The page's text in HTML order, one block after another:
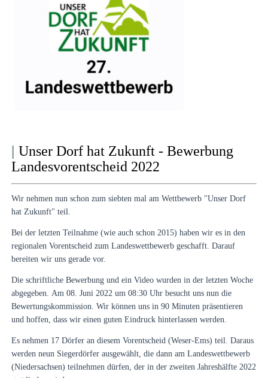
Unser Dorf hat Zukunft - Bewerbung
Landesvorentscheid 2022
Wir nehmen nun schon zum siebten mal am Wettbewerb "Unser Dorf
hat Zukunft" teil.
Bei der letzten Teilnahme (wie auch schon 2015) haben wir es in den
regionalen Vorentscheid zum Landeswettbewerb geschafft.Darauf
bereiten wir uns gerade vor.
Die schriftliche Bewerbung und ein Video wurden in der letzten Woche
abgegeben.Am 08. Juni 2022 um 08:30 Uhr besucht uns nun die
Bewertungskommission. Wir können uns in 90 Minuten präsentieren
und hoffen, dass wir einen guten Eindruck hinterlassen werden.
Es nehmen 17 Dörfer an diesem Vorentscheid (Weser-Ems) teil. Daraus
werden neun Siegerdörfer ausgewählt, die dann am Landeswettbewerb
(Niedersachsen) teilnehmen dürfen, der in der zweiten Jahreshälfte 2022